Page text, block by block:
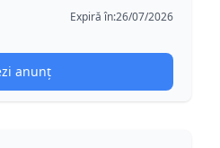
Expiră în:26/07/2026
anunț